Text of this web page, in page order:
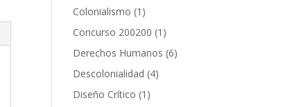
Colonialismo 1 1
producto
Concurso 200200 1 1
producto
Derechos Humanos 66
Descolonialidad 44
Diseño Crítico 1 1